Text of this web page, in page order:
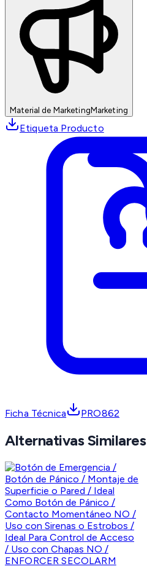
Material de MarketingMarketing
Etiqueta Producto
Ficha Técnica PRO862
Alternativas Similares
ENFORCER SECOLARM